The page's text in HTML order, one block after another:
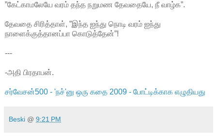
”கேட்காமலேயே வரம் தந்த நறுமண தேவதையே, நீ வாழ்க”.
தேவதை சிரித்தாள், ”இந்த ஐந்து நொடி வரம் ஐந்து
நாளைக்குத்தானப்பா கொடுத்தேன்”!
---
-அதி பிரதாபன்.
சர்வேசன்500 - 'நச்'னு ஒரு கதை 2009 - போட்டிக்காக எழுதியது
Beski @ 9:21 PM